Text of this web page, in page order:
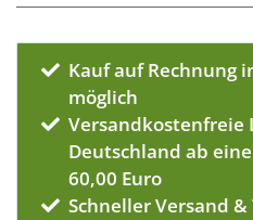
Kauf auf Rechnung
möglich
Versandkostenfreie
Deutschland ab
60,00 Euro
Schneller Versand